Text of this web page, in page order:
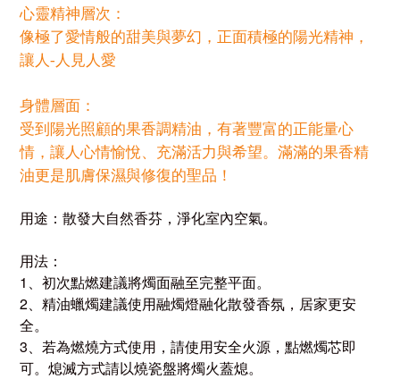
心靈精神層次：
像極了愛情般的甜美與夢幻，正面積極的陽光精神，
讓人- 人見人愛
身體層面：
受到陽光照顧的果香調精油，有著豐富的正能量心
情，讓人心情愉悅、充滿活力與希望。滿滿的果香精
油更是肌膚保濕與修復的聖品！
用途：散發大自然香芬，淨化室內空氣。
用法：
1、初次點燃建議將燭面融至完整平面。
2、精油蠟燭建議使用融燭燈融化散發香氛，居家更安
全。
3、若為燃燒方式使用，請使用安全火源，點燃燭芯即
可。熄滅方式請以燒瓷盤將燭火蓋熄。